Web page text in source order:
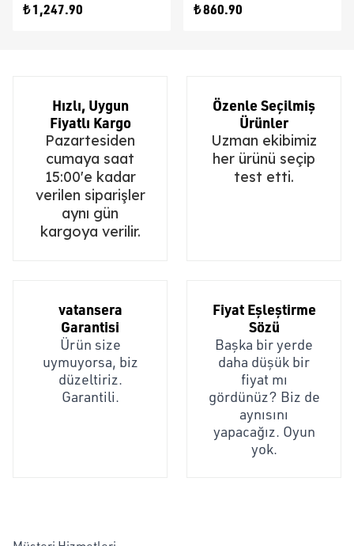
₺ 1,247.90 ₺ 860.90
Hızlı, Uygun
Fiyatlı Kargo
Pazartesiden
cumaya saat
15:00'e kadar
verilen siparişler
aynı gün
kargoya verilir.
Özenle Seçilmiş
Ürünler
Uzman ekibimiz
her ürünü seçip
test etti.
vatansera
Garantisi
Ürün size
uymuyorsa, biz
düzeltiriz.
Garantili.
Fiyat Eşleştirme
Sözü
Başka bir yerde
daha düşük bir
fiyat mı
gördünüz? Biz de
aynısını
yapacağız. Oyun
yok.